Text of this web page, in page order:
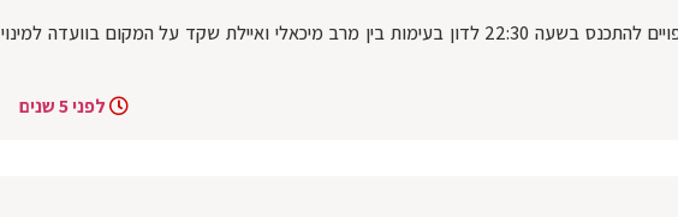
ראשי גוש השמאל צפויים להתכנס בשעה 22:30 לדון בעימות בין מרב מיכאלי ואיילת שקד על המקום בוועדה למינוי
לפני 5 שנים